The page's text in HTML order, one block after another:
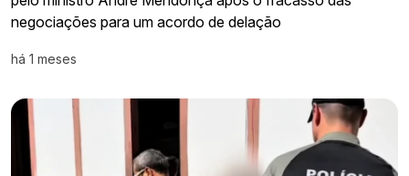
negociações para um acordo de delação
há 1 meses